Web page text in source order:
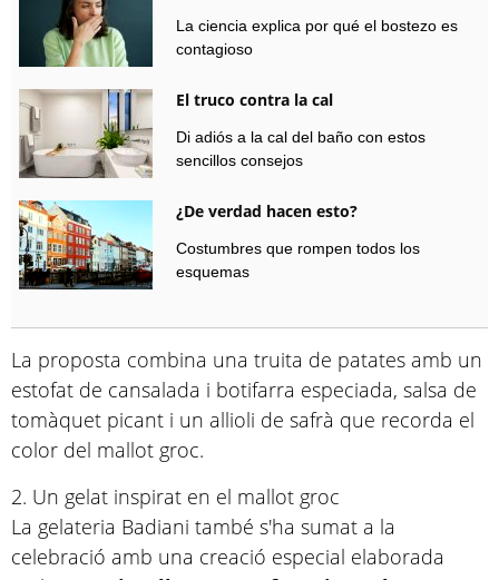
La ciencia explica por qué el bostezo es
contagioso
El truco contra la cal
Di adiós a la cal del baño con estos
sencillos consejos
¿De verdad hacen esto?
Costumbres que rompen todos los
esquemas
La proposta combina una truita de patates amb un
estofat de cansalada i botifarra especiada, salsa de
tomàquet picant i un allioli de safrà que recorda el
color del mallot groc.
2. Un gelat inspirat en el mallot groc
La gelateria Badiani també s'ha sumat a la
celebració amb una creació especial elaborada